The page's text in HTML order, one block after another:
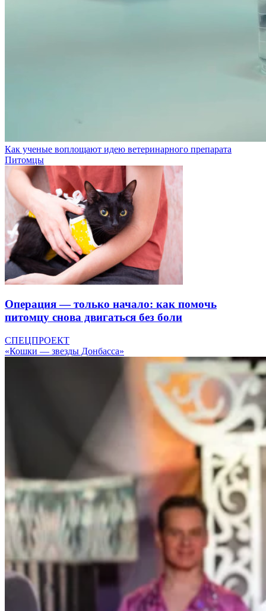
Как ученые воплощают идею ветеринарного препарата
Питомцы
Операция — только начало: как помочь
питомцу снова двигаться без боли
СПЕЦПРОЕКТ
«Кошки — звезды Донбасса»